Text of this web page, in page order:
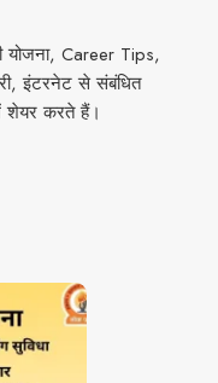
योजना, Career Tips,
इंटरनेट से संबंधित
शेयर करते हैं।